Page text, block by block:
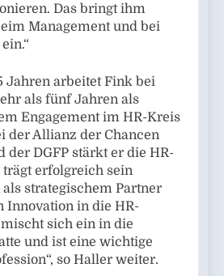
Das bringt ihm
Management und bei
Jahren arbeitet Fink bei
als fünf Jahren als
Engagement im HR-Kreis
der Allianz der Chancen
der DGFP stärkt er die HR-
erfolgreich sein
strategischem Partner
Innovation in die HR-
sich ein in die
und ist eine wichtige
so Haller weiter.